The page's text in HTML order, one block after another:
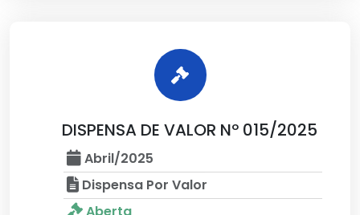
DISPENSA DE VALOR Nº 015/2025
Abril/2025
Dispensa Por Valor